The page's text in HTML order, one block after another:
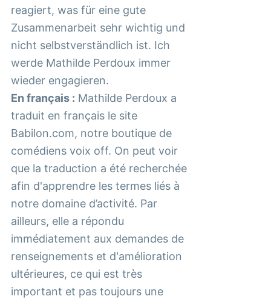
reagiert, was für eine gute
Zusammenarbeit sehr wichtig und
nicht selbstverständlich ist. Ich
werde Mathilde Perdoux immer
wieder engagieren.
En français : Mathilde Perdoux a
traduit en français le site
Babilon.com, notre boutique de
comédiens voix off. On peut voir
que la traduction a été recherchée
afin d'apprendre les termes liés à
notre domaine d’activité. Par
ailleurs, elle a répondu
immédiatement aux demandes de
renseignements et d'amélioration
ultérieures, ce qui est très
important et pas toujours une